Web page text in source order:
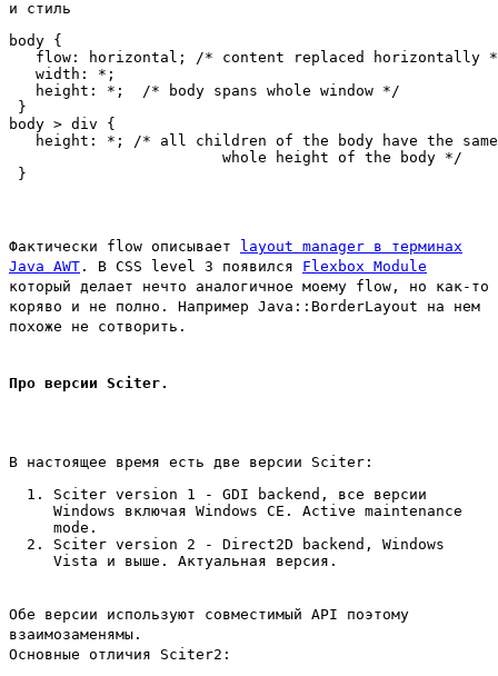
и стиль
body {
flow: horizontal; /* content replaced horizontally
   width: *;
   height: *;  /* body spans whole window */
}
body > div {
height: *; /* all children of the body have the
                        whole height of the body */
Фактически flow описывает
layout manager в терминах
Java AWT . В CSS level 3 появился Flexbox Module
который делает нечто аналогичное моему flow, но как-то
коряво и не полно. Например Java::BorderLayout на нем
похоже не сотворить.
Про версии Sciter.
В настоящее время есть две версии Sciter:
Sciter version 1 - GDI backend, все версии
Windows включая Windows CE. Active maintenance
mode.
Sciter version 2 - Direct2D backend, Windows
Vista и выше. Актуальная версия.
Обе версии используют совместимый API поэтому
взаимозаменямы.
Основные отличия Sciter2: